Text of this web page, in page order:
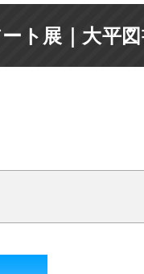
ト展｜大平